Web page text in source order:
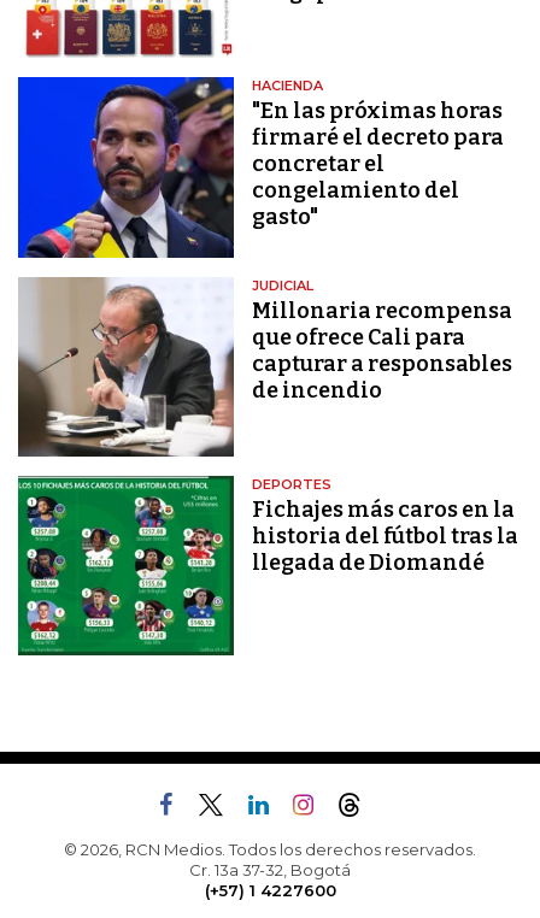
HACIENDA
"En las próximas horas
firmaré el decreto para
concretar el
congelamiento del
gasto"
JUDICIAL
Millonaria recompensa
que ofrece Cali para
capturar a responsables
de incendio
DEPORTES
Fichajes más caros en la
historia del fútbol tras la
llegada de Diomandé
© 2026, RCN Medios. Todos los derechos reservados.
Cr. 13a 37-32, Bogotá
(+57) 1 4227600